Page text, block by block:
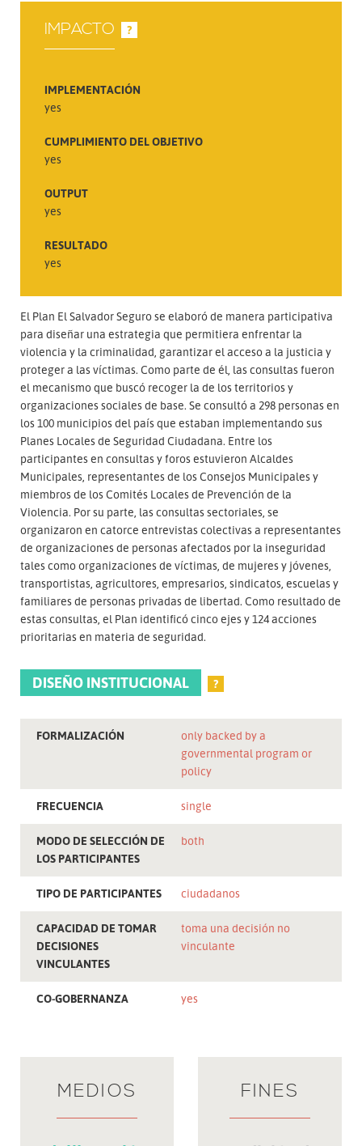
IMPACTO ?
IMPLEMENTACIÓN
yes
CUMPLIMIENTO DEL OBJETIVO
yes
OUTPUT
yes
RESULTADO
yes
El Plan El Salvador Seguro se elaboró de manera participativa
para diseñar una estrategia que permitiera enfrentar la
violencia y la criminalidad, garantizar el acceso a la justicia y
proteger a las víctimas. Como parte de él, las consultas fueron
el mecanismo que buscó recoger la de los territorios y
organizaciones sociales de base. Se consultó a 298 personas en
los 100 municipios del país que estaban implementando sus
Planes Locales de Seguridad Ciudadana. Entre los
participantes en consultas y foros estuvieron Alcaldes
Municipales, representantes de los Consejos Municipales y
miembros de los Comités Locales de Prevención de la
Violencia. Por su parte, las consultas sectoriales, se
organizaron en catorce entrevistas colectivas a representantes
de organizaciones de personas afectados por la inseguridad
tales como organizaciones de víctimas, de mujeres y jóvenes,
transportistas, agricultores, empresarios, sindicatos, escuelas y
familiares de personas privadas de libertad. Como resultado de
estas consultas, el Plan identificó cinco ejes y 124 acciones
prioritarias en materia de seguridad.
DISEÑO INSTITUCIONAL ?
FORMALIZACIÓN
only backed by a
governmental program or
policy
FRECUENCIA single
MODO DE SELECCIÓN DE
LOS PARTICIPANTES
both
TIPO DE PARTICIPANTES ciudadanos
CAPACIDAD DE TOMAR
DECISIONES
VINCULANTES
toma una decisión no
vinculante
CO-GOBERNANZA yes
MEDIOS FINES